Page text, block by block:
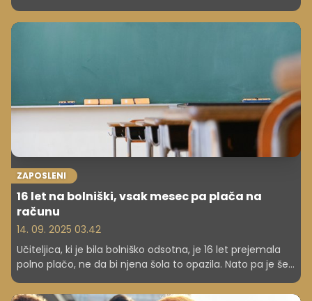
prilagajajo novim generacijam učencev – Z in Alfa – ter
ZAPOSLENI
16 let na bolniški, vsak mesec pa plača na
računu
14. 09. 2025 03.42
Učiteljica, ki je bila bolniško odsotna, je 16 let prejemala
polno plačo, ne da bi njena šola to opazila. Nato pa je še
vložila tožbo, ko so jo končno zaprosili, naj se podvrže
zdravstvenemu pregledu.